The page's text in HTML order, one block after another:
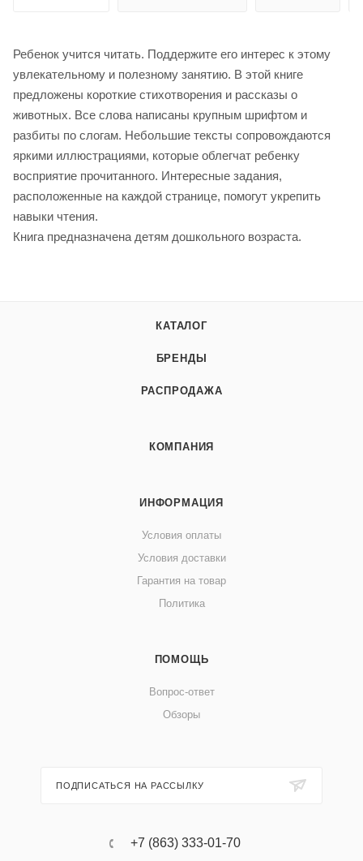
Ребенок учится читать. Поддержите его интерес к этому
увлекательному и полезному занятию. В этой книге
предложены короткие стихотворения и рассказы о
животных. Все слова написаны крупным шрифтом и
разбиты по слогам. Небольшие тексты сопровождаются
яркими иллюстрациями, которые облегчат ребенку
восприятие прочитанного. Интересные задания,
расположенные на каждой странице, помогут укрепить
навыки чтения.
Книга предназначена детям дошкольного возраста.
КАТАЛОГ
БРЕНДЫ
РАСПРОДАЖА
КОМПАНИЯ
ИНФОРМАЦИЯ
Условия оплаты
Условия доставки
Гарантия на товар
Политика
ПОМОЩЬ
Вопрос-ответ
Обзоры
ПОДПИСАТЬСЯ НА РАССЫЛКУ
+7 (863) 333-01-70